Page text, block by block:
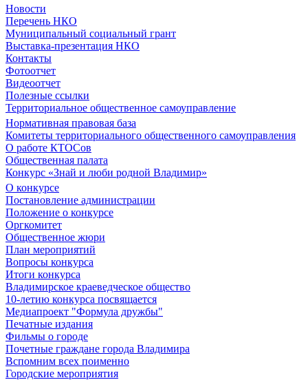
Новости
Перечень НКО
Муниципальный социальный грант
Выставка-презентация НКО
Контакты
Фотоотчет
Видеоотчет
Полезные ссылки
Территориальное общественное самоуправление
Нормативная правовая база
Комитеты территориального общественного самоуправления
О работе КТОСов
Общественная палата
Конкурс «Знай и люби родной Владимир»
О конкурсе
Постановление администрации
Положение о конкурсе
Оргкомитет
Общественное жюри
План мероприятий
Вопросы конкурса
Итоги конкурса
Владимирское краеведческое общество
10-летию конкурса посвящается
Медиапроект "Формула дружбы"
Печатные издания
Фильмы о городе
Почетные граждане города Владимира
Вспомним всех поименно
Городские мероприятия